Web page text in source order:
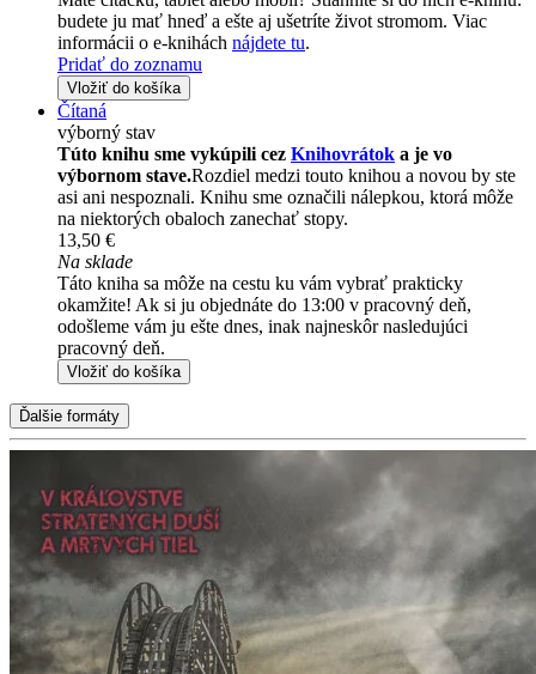
budete ju mať hneď a ešte aj ušetríte život stromom. Viac
informácii o e-knihách nájdete tu.
Pridať do zoznamu
Vložiť do košíka
Čítaná
výborný stav
Túto knihu sme vykúpili cez Knihovrátok a je vo
výbornom stave.Rozdiel medzi touto knihou a novou by ste
asi ani nespoznali. Knihu sme označili nálepkou, ktorá môže
na niektorých obaloch zanechať stopy.
13,50 €
Na sklade
Táto kniha sa môže na cestu ku vám vybrať prakticky
okamžite! Ak si ju objednáte do 13:00 v pracovný deň,
odošleme vám ju ešte dnes, inak najneskôr nasledujúci
pracovný deň.
Vložiť do košíka
Ďalšie formáty